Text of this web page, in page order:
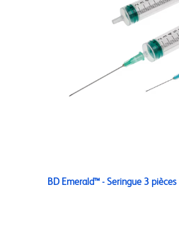
BD Emerald™ - Seringue 3 pièces